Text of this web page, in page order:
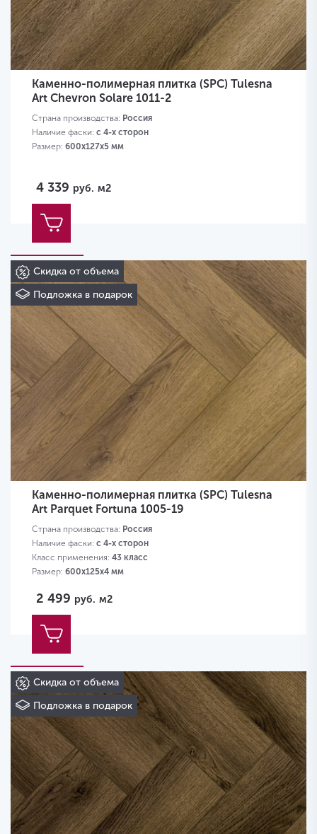
Каменно-полимерная плитка (SPC) Tulesna
Art Chevron Solare 1011-2
Страна производства: Россия
Наличие фаски: с 4-х сторон
Размер: 600х127х5 мм
4 339 руб. м2
Скидка от объема
Подложка в подарок
Каменно-полимерная плитка (SPC) Tulesna
Art Parquet Fortuna 1005-19
Страна производства: Россия
Наличие фаски: с 4-х сторон
Класс применения: 43 класс
Размер: 600х125х4 мм
2 499 руб. м2
Скидка от объема
Подложка в подарок